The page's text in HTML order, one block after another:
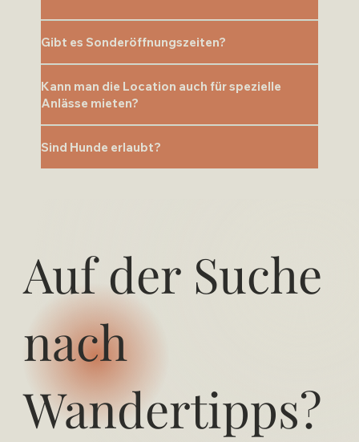
Gibt es Sonderöffnungszeiten?
Kann man die Location auch für spezielle
Anlässe mieten?
Sind Hunde erlaubt?
Auf der Suche
nach
Wandertipps?